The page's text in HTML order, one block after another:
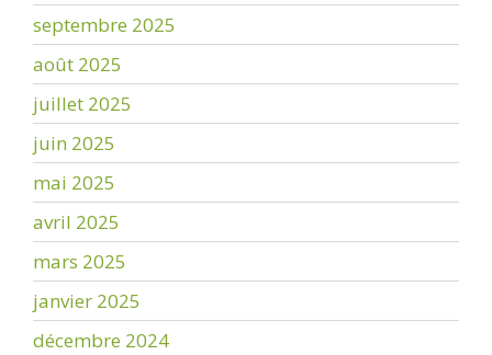
septembre 2025
août 2025
juillet 2025
juin 2025
mai 2025
avril 2025
mars 2025
janvier 2025
décembre 2024